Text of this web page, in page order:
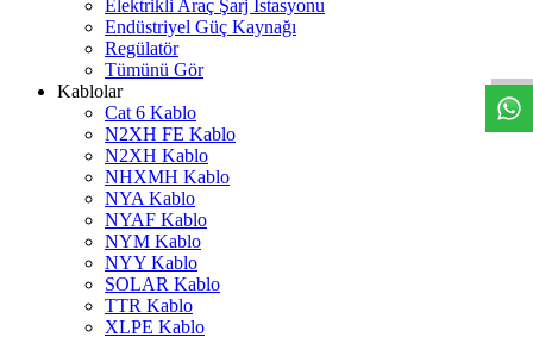
Elektrikli Araç Şarj İstasyonu
Endüstriyel Güç Kaynağı
Regülatör
Tümünü Gör
Kablolar
Cat 6 Kablo
N2XH FE Kablo
N2XH Kablo
NHXMH Kablo
NYA Kablo
NYAF Kablo
NYM Kablo
NYY Kablo
SOLAR Kablo
TTR Kablo
XLPE Kablo